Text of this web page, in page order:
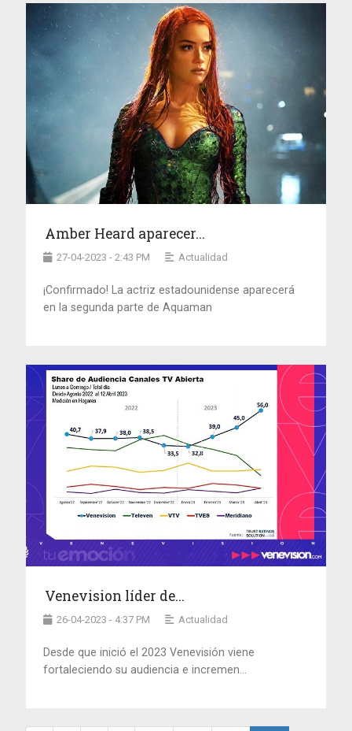
Amber Heard aparecer...
27-04-2023 - 2:43 PM Actualidad
¡Confirmado! La actriz estadounidense aparecerá
en la segunda parte de Aquaman
Venevision líder de...
26-04-2023 - 4:37 PM Actualidad
Desde que inició el 2023 Venevisión viene
fortaleciendo su audiencia e incremen...